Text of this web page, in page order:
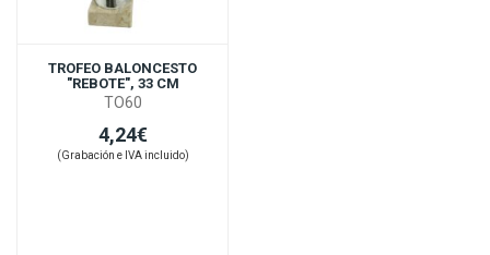
TROFEO BALONCESTO
"REBOTE", 33 CM
TO60
4,24€
(Grabación e IVA incluido)